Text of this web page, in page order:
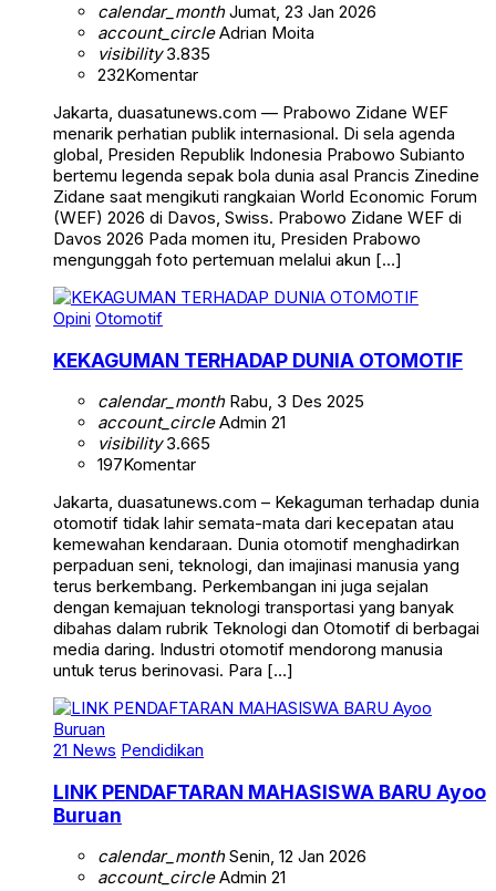
calendar_monthJumat, 23 Jan 2026
account_circleAdrian Moita
visibility3.835
232Komentar
Jakarta, duasatunews.com — Prabowo Zidane WEF
menarik perhatian publik internasional. Di sela agenda
global, Presiden Republik Indonesia Prabowo Subianto
bertemu legenda sepak bola dunia asal Prancis Zinedine
Zidane saat mengikuti rangkaian World Economic Forum
(WEF) 2026 di Davos, Swiss. Prabowo Zidane WEF di
Davos 2026 Pada momen itu, Presiden Prabowo
mengunggah foto pertemuan melalui akun […]
Opini Otomotif
KEKAGUMAN TERHADAP DUNIA OTOMOTIF
calendar_monthRabu, 3 Des 2025
account_circleAdmin 21
visibility3.665
197Komentar
Jakarta, duasatunews.com – Kekaguman terhadap dunia
otomotif tidak lahir semata-mata dari kecepatan atau
kemewahan kendaraan. Dunia otomotif menghadirkan
perpaduan seni, teknologi, dan imajinasi manusia yang
terus berkembang. Perkembangan ini juga sejalan
dengan kemajuan teknologi transportasi yang banyak
dibahas dalam rubrik Teknologi dan Otomotif di berbagai
media daring. Industri otomotif mendorong manusia
untuk terus berinovasi. Para […]
21 News Pendidikan
LINK PENDAFTARAN MAHASISWA BARU Ayoo
Buruan
calendar_monthSenin, 12 Jan 2026
account_circleAdmin 21